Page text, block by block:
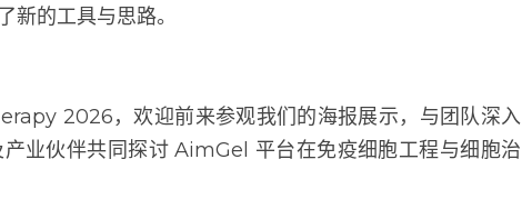
的工具与思路。
2026，欢迎前来参观我们的海报展示，与团队深入交
伙伴共同探讨 AimGel 平台在免疫细胞工程与细胞治疗研